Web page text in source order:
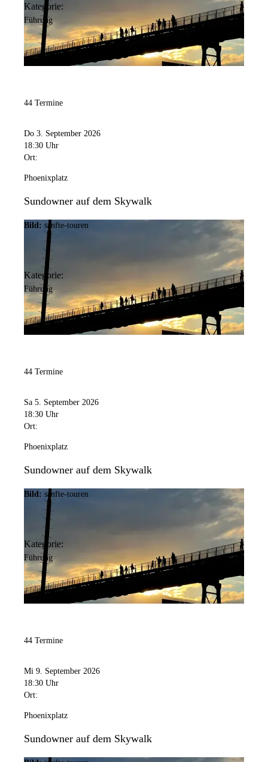
Kategorie:
Führung
44 Termine
Do 3. September 2026
18:30 Uhr
Ort:
Phoenixplatz
Sundowner auf dem Skywalk
Bild: sanfte-touren
Kategorie:
Führung
44 Termine
Sa 5. September 2026
18:30 Uhr
Ort:
Phoenixplatz
Sundowner auf dem Skywalk
Bild: sanfte-touren
Kategorie:
Führung
44 Termine
Mi 9. September 2026
18:30 Uhr
Ort:
Phoenixplatz
Sundowner auf dem Skywalk